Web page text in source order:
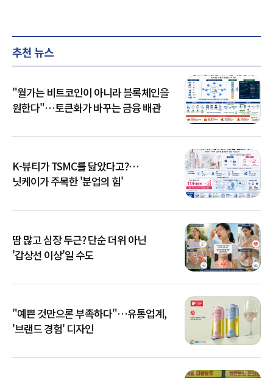
추천 뉴스
"월가는 비트코인이 아니라 블록체인을
원한다"…토큰화가 바꾸는 금융 배관
K-뷰티가 TSMC를 닮았다고?…
닛케이가 주목한 '분업의 힘'
땀 많고 심장 두근? 단순 더위 아닌
'갑상선 이상'일 수도
"예쁜 것만으론 부족하다"…유통업계,
'브랜드 경험' 디자인